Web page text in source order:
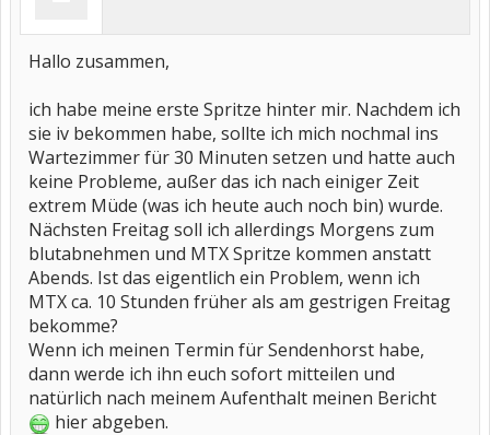
Hallo zusammen,
ich habe meine erste Spritze hinter mir. Nachdem ich
sie iv bekommen habe, sollte ich mich nochmal ins
Wartezimmer für 30 Minuten setzen und hatte auch
keine Probleme, außer das ich nach einiger Zeit
extrem Müde (was ich heute auch noch bin) wurde.
Nächsten Freitag soll ich allerdings Morgens zum
blutabnehmen und MTX Spritze kommen anstatt
Abends. Ist das eigentlich ein Problem, wenn ich
MTX ca. 10 Stunden früher als am gestrigen Freitag
bekomme?
Wenn ich meinen Termin für Sendenhorst habe,
dann werde ich ihn euch sofort mitteilen und
natürlich nach meinem Aufenthalt meinen Bericht
hier abgeben.